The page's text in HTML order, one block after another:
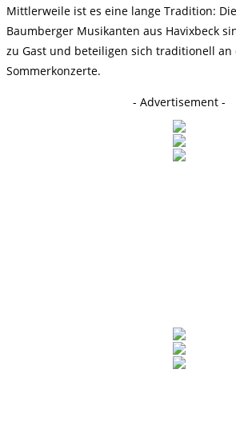
Mittlerweile ist es eine lange Tradition:
Baumberger Musikanten aus Havixbeck
zu Gast und beteiligen sich traditionell an
Sommerkonzerte.
- Advertisement -